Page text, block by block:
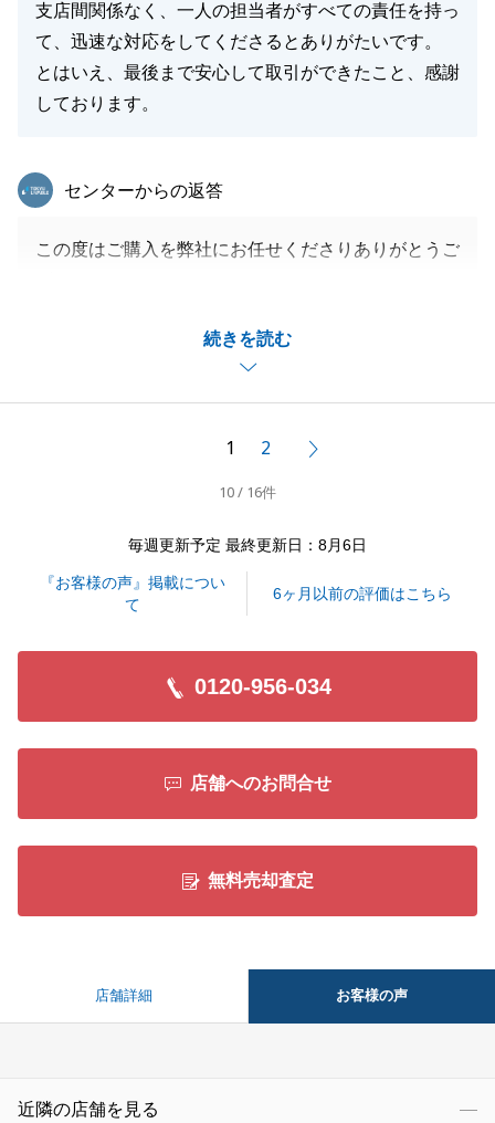
支店間関係なく、一人の担当者がすべての責任を持っ
て、迅速な対応をしてくださるとありがたいです。
とはいえ、最後まで安心して取引ができたこと、感謝
しております。
続きを読む
東急リバブル
センターからの返答
この度はご購入を弊社にお任せくださりありがとうご
いただいたお言葉を真摯に受け、今後の営業活動の糧
今後も不動産売買をするような機会がございました
1 2
10 / 16件
毎週更新予定 最終更新日：8月6日
『お客様の声』掲載につい
て
6ヶ月以前の評価はこちら
0120-956-034
店舗へのお問合せ
無料売却査定
店舗詳細 お客様の声
近隣の店舗を見る